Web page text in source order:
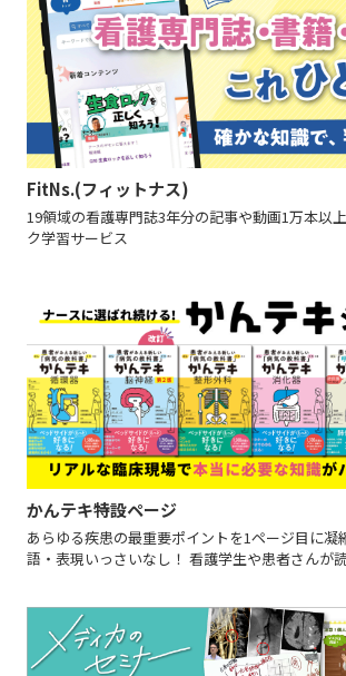
FitNs.(フィットナス)
19領域の看護専門誌3年分の記事や動画1万本以
ク学習サービス
かんテキ特設ページ
あらゆる疾患の最重要ポイントを1ページ目に凝
語・表現いっさいなし！ 看護学生や患者さんが